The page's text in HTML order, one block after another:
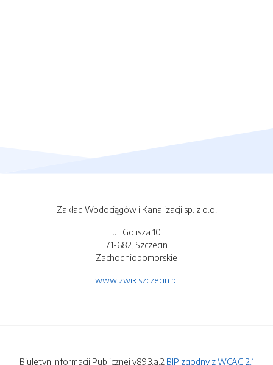
Zakład Wodociągów i Kanalizacji sp. z o.o.
ul. Golisza 10
71-682, Szczecin
Zachodniopomorskie
www.zwik.szczecin.pl
Biuletyn Informacji Publicznej v89.3.a.2 BIP zgodny z WCAG 2.1